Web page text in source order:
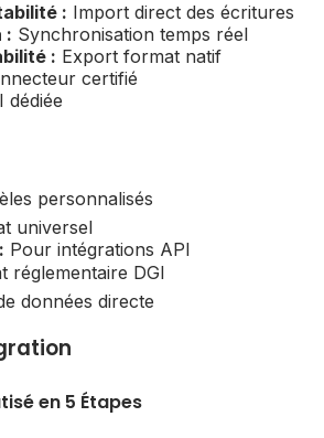
: Import direct des écritures
: Synchronisation temps réel
: Export format natif
certifié
dédiée
personnalisés
universel
Pour intégrations API
réglementaire DGI
données directe
en 5 Étapes